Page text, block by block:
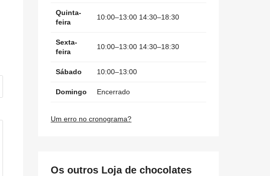
Quinta-
feira
10:00–13:00 14:30–18:30
Sexta-
feira
10:00–13:00 14:30–18:30
Sábado 10:00–13:00
Domingo Encerrado
Um erro no cronograma?
Os outros Loja de chocolates